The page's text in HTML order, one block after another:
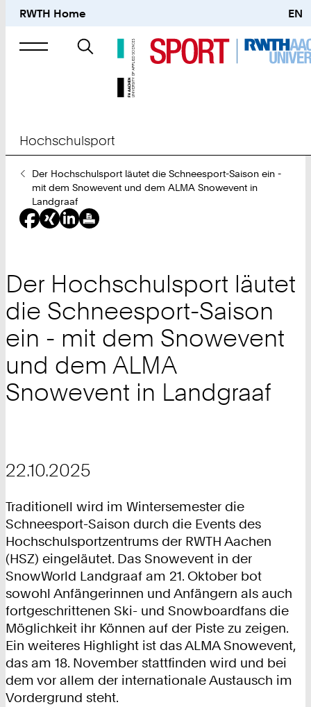
RWTH Home EN
Suche
nach
Hochschulsport
Sie
sind
hier:
Der Hochschulsport läutet die Schneesport-Saison ein -
mit dem Snowevent und dem ALMA Snowevent in
Landgraaf
Der Hochschulsport läutet
die Schneesport-Saison
ein - mit dem Snowevent
und dem ALMA
Snowevent in Landgraaf
22.10.2025
Traditionell wird im Wintersemester die
Schneesport-Saison durch die Events des
Hochschulsportzentrums der RWTH Aachen
(HSZ) eingeläutet. Das Snowevent in der
SnowWorld Landgraaf am 21. Oktober bot
sowohl Anfängerinnen und Anfängern als auch
fortgeschrittenen Ski- und Snowboardfans die
Möglichkeit ihr Können auf der Piste zu zeigen.
Ein weiteres Highlight ist das ALMA Snowevent,
das am 18. November stattfinden wird und bei
dem vor allem der internationale Austausch im
Vordergrund steht.